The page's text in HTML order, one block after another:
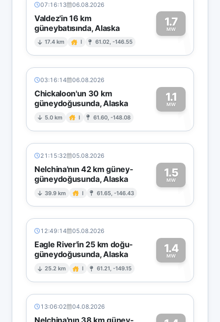
07:16:13 06.08.2026
Valdez'in 16 km
güneybatısında, Alaska
17.4 km I 61.02, -146.55
1.7
MW1
03:16:14 06.08.2026
Chickaloon'un 30 km
güneydoğusunda, Alaska
5.0 km I 61.60, -148.08
1.1
MW1
21:15:32 05.08.2026
Nelchina'nın 42 km güney-
güneydoğusunda, Alaska
39.9 km I 61.65, -146.43
1.5
MW1
12:49:14 05.08.2026
Eagle River'in 25 km doğu-
güneydoğusunda, Alaska
25.2 km I 61.21, -149.15
1.4
MW1
13:06:02 04.08.2026
Nelchina'nın 38 km güney-